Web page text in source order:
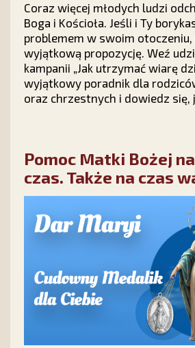
Coraz więcej młodych ludzi
Boga i Kościoła. Jeśli i Ty
problemem w swoim otoczeniu,
wyjątkową propozycję. Weź
kampanii „Jak utrzymać wiarę
wyjątkowy poradnik dla
oraz chrzestnych i dowiedz się,
nie tracić nadziei na ich powrót
Pomoc Matki Bożej
czas. Także na czas